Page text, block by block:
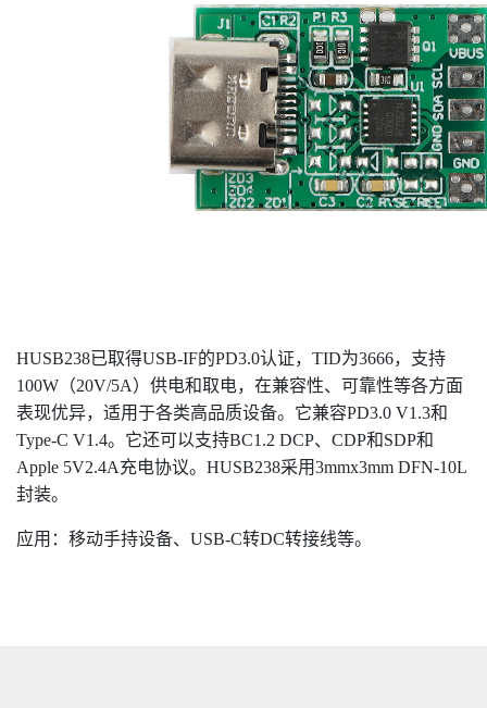
HUSB238已取得USB-IF的PD3.0认证，TID为3666，支持
100W（20V/5A）供电和取电，在兼容性、可靠性等各方面
表现优异，适用于各类高品质设备。它兼容PD3.0 V1.3和
Type-C V1.4。它还可以支持BC1.2 DCP、CDP和SDP和
Apple 5V2.4A充电协议。HUSB238采用3mmx3mm DFN-10L
封装。
应用：移动手持设备、USB-C转DC转接线等。